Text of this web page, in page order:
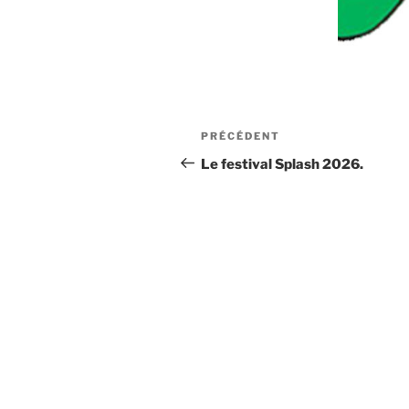
Navigation
de
Article
précédent
PRÉCÉDENT
Le festival Splash 2026.